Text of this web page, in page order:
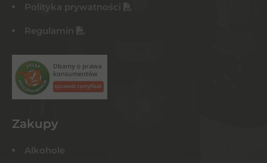
Polityka prywatności
Regulamin
Zakupy
Alkohole